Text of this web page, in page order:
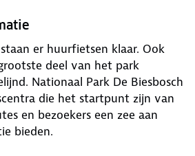
er huurfietsen klaar. Ook
deel van het park
Nationaal Park De Biesbosch
die het startpunt zijn van
en bezoekers een zee aan
bieden.